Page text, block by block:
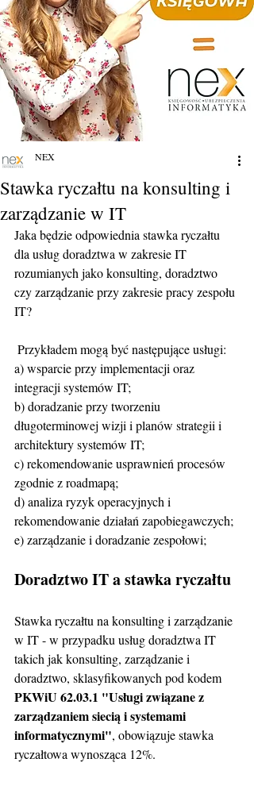
Stawka ryczałtu na konsulting i
zarządzanie w IT
NEX
Jaka będzie odpowiednia stawka ryczałtu
dla usług doradztwa w zakresie IT
rozumianych jako konsulting, doradztwo
czy zarządzanie przy zakresie pracy zespołu
IT?
Przykładem mogą być następujące usługi:
a) wsparcie przy implementacji oraz
integracji systemów IT;
b) doradzanie przy tworzeniu
długoterminowej wizji i planów strategii i
architektury systemów IT;
c) rekomendowanie usprawnień procesów
zgodnie z roadmapą;
d) analiza ryzyk operacyjnych i
rekomendowanie działań zapobiegawczych;
e) zarządzanie i doradzanie zespołowi;
Doradztwo IT a stawka ryczałtu
Stawka ryczałtu na konsulting i zarządzanie
w IT - w przypadku usług doradztwa IT
takich jak konsulting, zarządzanie i
doradztwo, sklasyfikowanych pod kodem
PKWiU 62.03.1 "Usługi związane z
zarządzaniem siecią i systemami
informatycznymi", obowiązuje stawka
ryczałtowa wynosząca 12%.